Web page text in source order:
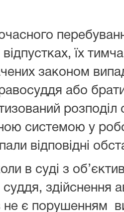
їх
законом
або
розподіл
системою у
відповідні
суді з
здійснення
не є порушенням